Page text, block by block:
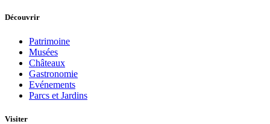
Découvrir
Patrimoine
Musées
Châteaux
Gastronomie
Evénements
Parcs et Jardins
Visiter